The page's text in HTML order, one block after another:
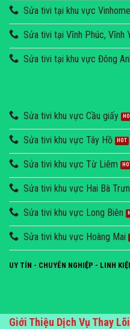
Sửa tivi tại khu vực
Sửa tivi tại Vĩnh Phúc, Vĩnh
Sửa tivi tại khu vực Đông
Sửa tivi khu vực Cầu giấy
Sửa tivi khu vực Tây Hồ
Sửa tivi khu vực Từ Liêm
Sửa tivi khu vực Hai Bà
Sửa tivi khu vực Long Biên
Sửa tivi khu vực Hoàng Mai
UY TÍN - CHUYÊN NGHIỆP - LINH
Giới Thiệu Dịch Vụ Thay